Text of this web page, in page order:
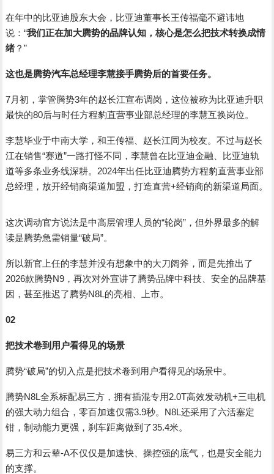
在年中的比亚迪股东大会，比亚迪董事长王传福毫不避讳地
说：“我们正在加大腾势的品牌认知，核心是怎么把技术转换成情
绪 ？”
这也是腾势汽车总经理李慧接手腾势后的首要任务。
7月初，掌管腾势3年的赵长江宣布调岗，这位被称为比亚迪升职
最快的80后与时任方程豹直营事业部总经理的李慧互换岗位。
李慧毕业于中南大学，和王传福、赵长江同为校友。不过与赵长
江在销售“赛道”一路打怪不同，李慧曾在比亚迪金融、比亚迪轨
道等多条业务线深耕。2024年出任比亚迪腾势方程豹直营事业部
总经理，放开经销商渠道加盟，打造直营+经销商的新渠道局面。
这次调动官方说法是中高层管理人员的“轮岗”，但外界最多的解
读是腾势急需销量“破局”。
所以新官上任的李慧并没有想象中的大刀阔斧，而是先推出了
2026款腾势N9，再次对外宣讲了腾势品牌中科技、安全的品牌基
因，甚至推迟了腾势N8L的亮相、上市。
02
把技术卷到用户看得见的场景
腾势“破局”的切入点是把技术卷到用户看得见的场景中。
腾势N8L全系标配易三方，拥有插混专用2.0T高效发动机+三电机
的强大动力组合，零百加速仅需3.9秒。N8L还采用了六活塞定
钳，制动能力更强，刹车距离做到了35.4米。
易三方和云辇-A不仅仅是加速快、操控强的底气，也是安全能力
的支撑。